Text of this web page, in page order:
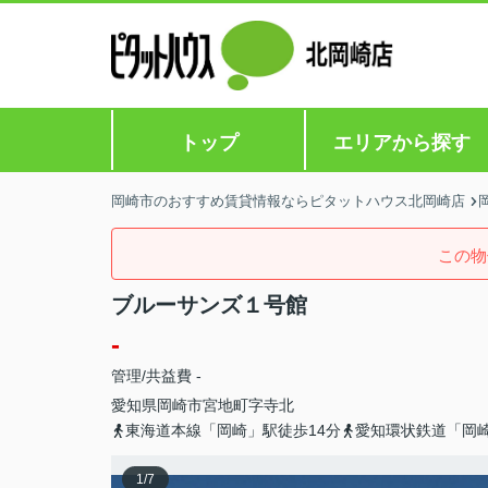
トップ エリアから探す
岡崎市のおすすめ賃貸情報ならピタットハウス北岡崎店
この
ブルーサンズ１号館
-
管理/共益費 -
愛知県岡崎市宮地町字寺北
東海道本線「岡崎」駅徒歩14分
愛知環状鉄道「岡
1/7